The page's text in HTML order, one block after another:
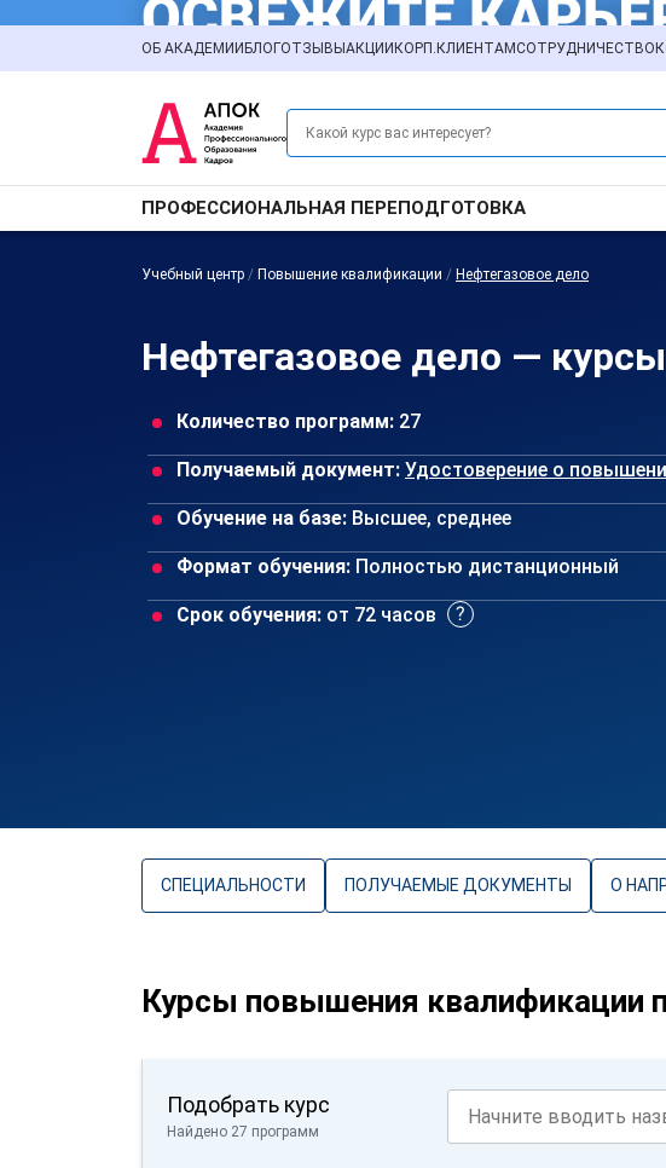
ОБ АКАДЕМИИ БЛОГОТЗЫВЫ АКЦИИ КОРП.КЛИЕНТАМСОТРУДНИЧЕСТВО
ПРОФЕССИОНАЛЬНАЯ ПЕРЕПОДГОТОВКА
Учебный центр / Повышение квалификации / Нефтегазовое дело
Нефтегазовое дело —
Количество программ: 27
Получаемый документ: Удостоверение о
Обучение на базе: Высшее, среднее
Формат обучения: Полностью дистанционный
Срок обучения: от 72 часов
СПЕЦИАЛЬНОСТИ ПОЛУЧАЕМЫЕ ДОКУМЕНТЫ О
Курсы повышения квалификации
Подобрать курс
Найдено 27 программ